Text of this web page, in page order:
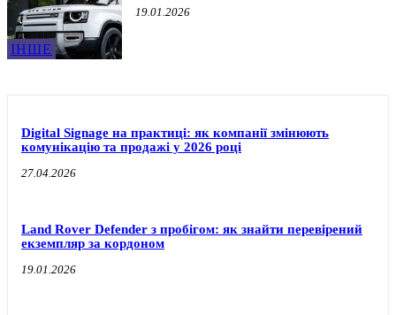
ІНШЕ
19.01.2026
Digital Signage на практиці: як компанії змінюють
комунікацію та продажі у 2026 році
27.04.2026
Land Rover Defender з пробігом: як знайти перевірений
екземпляр за кордоном
19.01.2026